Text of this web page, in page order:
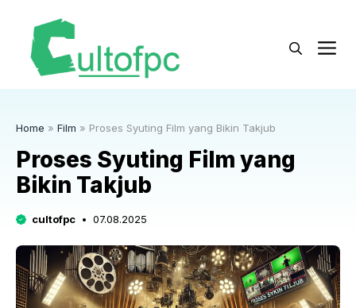
Home » Film » Proses Syuting Film yang Bikin Takjub
Proses Syuting Film yang
Bikin Takjub
cultofpc 07.08.2025